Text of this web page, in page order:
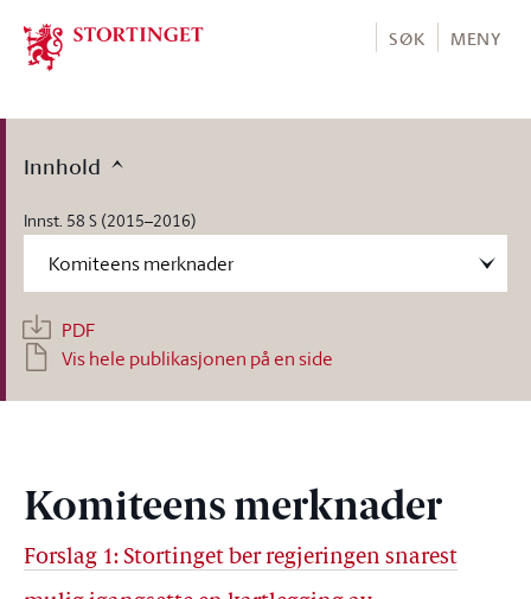
Stortinget.no
SØK MENY
Innhold
Innst. 58 S (2015–2016)
PDF
Vis hele publikasjonen på en side
Komiteens merknader
Forslag 1: Stortinget ber regjeringen snarest